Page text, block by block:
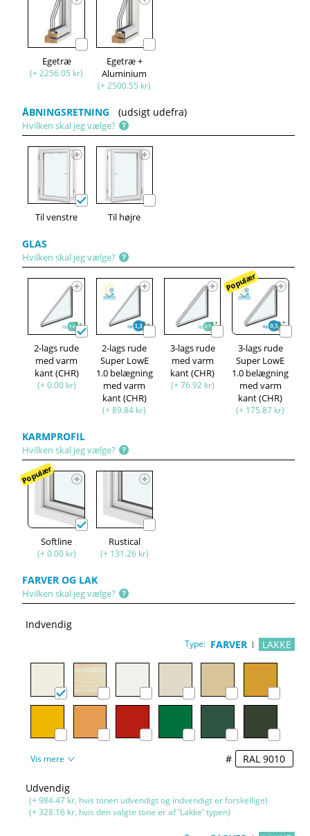
Egetræ
(+ 2256.05 kr)
Egetræ +
Aluminium
(+ 2500.55 kr)
ÅBNINGSRETNING (udsigt udefra)
Hvilken skal jeg vælge?
Til venstre Til højre
GLAS
Hvilken skal jeg vælge?
2-lags rude
med varm
kant (CHR)
(+ 0.00 kr)
2-lags rude
Super LowE
1.0 belægning
med varm
kant (CHR)
(+ 89.84 kr)
3-lags rude
med varm
kant (CHR)
(+ 76.92 kr)
Populær
3-lags rude
Super LowE
1.0 belægning
med varm
kant (CHR)
(+ 175.87 kr)
KARMPROFIL
Hvilken skal jeg vælge?
Populær
Softline
(+ 0.00 kr)
Rustical
(+ 131.26 kr)
FARVER OG LAK
Hvilken skal jeg vælge?
Indvendig
Type: FARVER LAKKE
Vis mere #
Udvendig
(+ 984.47 kr, hvis tonen udvendigt og indvendigt er forskellige)
(+ 328.16 kr, hvis den valgte tone er af 'Lakke' typen)